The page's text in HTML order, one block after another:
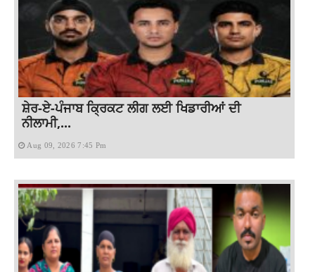
ਸ਼ੇਰ-ਏ-ਪੰਜਾਬ ਕ੍ਰਿਕਟ ਲੀਗ ਲਈ ਖਿਡਾਰੀਆਂ ਦੀ
ਨੀਲਾਮੀ,...
Aug 09, 2026 7:45 Pm